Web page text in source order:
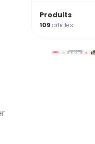
Produits
109articles